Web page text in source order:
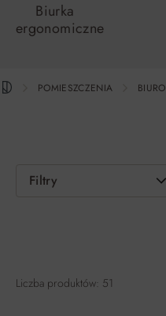
Biurka
ergonomiczne
POMIESZCZENIA BIURO
Filtry
Liczba produktów: 51